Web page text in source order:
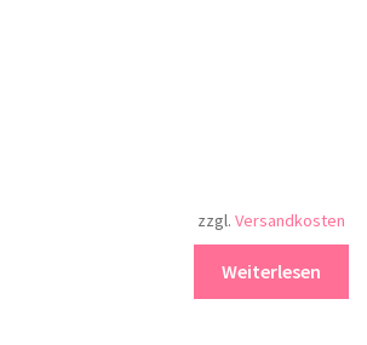
zzgl. Versandkosten
Weiterlesen